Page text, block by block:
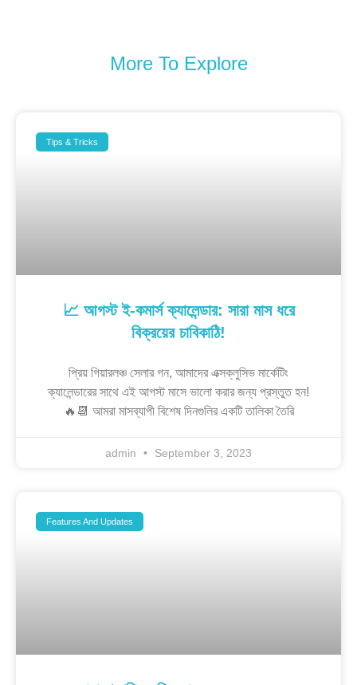
More To Explore
Tips & Tricks
📈 আগস্ট ই-কমার্স ক্যালেন্ডার: সারা মাস ধরে
বিক্রয়ের চাবিকাঠি!
প্রিয় গিয়ারলঞ্চ সেলার গন, আমাদের এক্সক্লুসিভ মার্কেটিং
ক্যালেন্ডারের সাথে এই আগস্ট মাসে ভালো করার জন্য প্রস্তুত হন!
🔥📆 আমরা মাসব্যাপী বিশেষ দিনগুলির একটি তালিকা তৈরি
admin September 3, 2023
Features And Updates